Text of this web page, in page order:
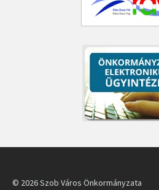
© 2026 Szob Város Önkormányzata